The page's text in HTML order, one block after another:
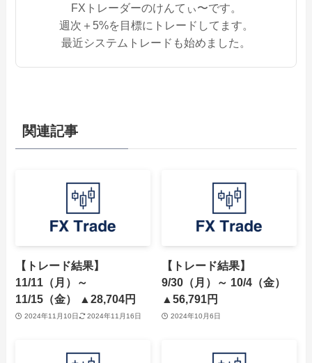
FXトレーダーのけんてぃ〜です。
週次＋5%を目標にトレードしてます。
最近システムトレードも始めました。
関連記事
【トレード結果】
11/11（月）～
11/15（金） ▲28,704円
2024年11月10日 2024年11月16日
【トレード結果】
9/30（月）～ 10/4（金）
▲56,791円
2024年10月6日